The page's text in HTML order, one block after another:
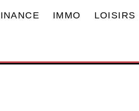
IMMO LOISIRS